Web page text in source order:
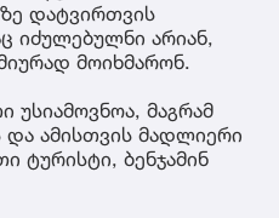
დატვირთვის
იძულებულნი არიან,
მოიხმარონ.
უსიამოვნოა, მაგრამ
და ამისთვის მადლიერი
ტურისტი, ბენჯამინ